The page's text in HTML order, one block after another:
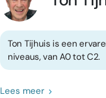
Ton Tijhuis is een
niveaus, van A0 tot C2.
Lees meer